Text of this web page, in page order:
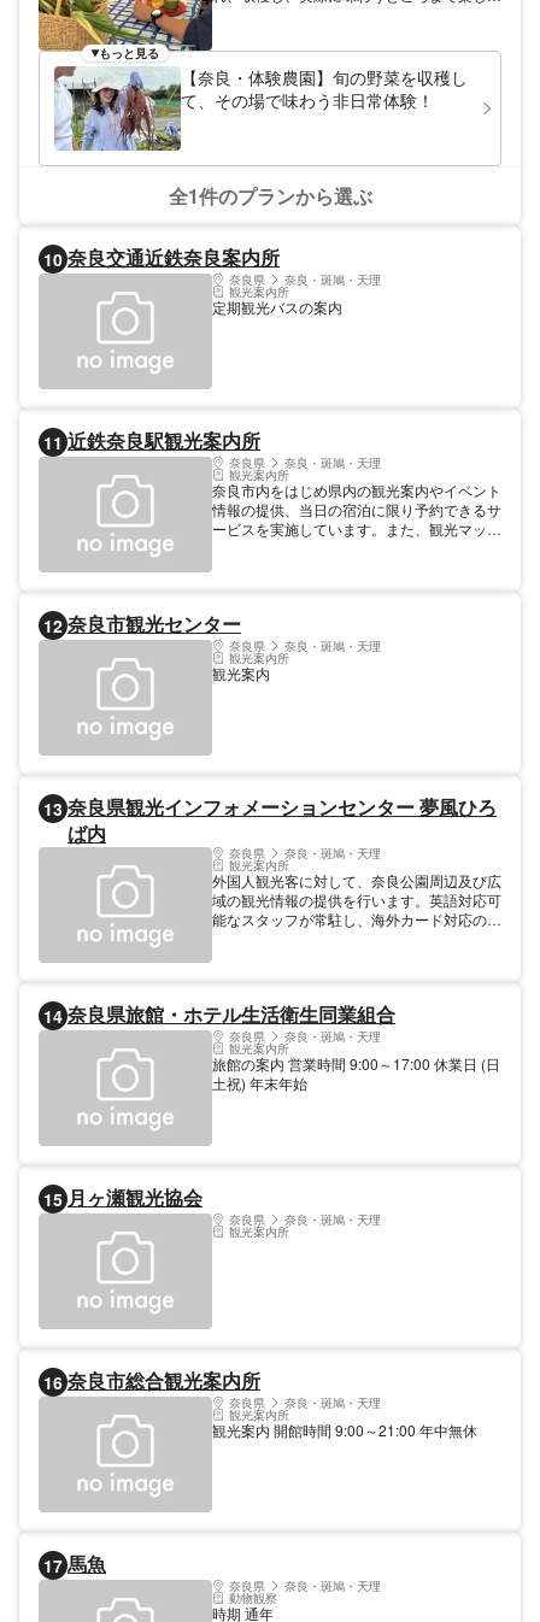
い食べ方まで学べるのが特徴。体験後には、
畑や地域の食材を使った食事・賄い付きで、
採れたて野菜ならではの美味しさを楽しめま
す。 農業未経験の方やお子さま連れでも安
「自然の中でリフレッシュしたい」「食育体
験をしたい」「家庭菜園を始めてみたい」と
いう方にもおすすめです。 季節ごとに育て
新しい発見があるのも魅力。 畑で過ごす時
間を通して、日々の食卓が少し豊かになる。
そんな“暮らしにつながる農体験”をお楽しみ
ください。
もっと見る
【奈良・体験農園】旬の野菜を収穫し
て、その場で味わう非日常体験！
全1件のプランから選ぶ
10 奈良交通近鉄奈良案内所
奈良県 奈良・斑鳩・天理
観光案内所
定期観光バスの案内
11 近鉄奈良駅観光案内所
奈良県 奈良・斑鳩・天理
観光案内所
奈良市内をはじめ県内の観光案内やイベント
情報の提供、当日の宿泊に限り予約できるサ
ービスを実施しています。また、観光マップ
12 奈良市観光センター
奈良県 奈良・斑鳩・天理
観光案内所
観光案内
13 奈良県観光インフォメーションセンター 夢風ひろ
ば内
奈良県 奈良・斑鳩・天理
観光案内所
外国人観光客に対して、奈良公園周辺及び広
域の観光情報の提供を行います。英語対応可
能なスタッフが常駐し、海外カード対応のＡ
14 奈良県旅館・ホテル生活衛生同業組合
奈良県 奈良・斑鳩・天理
観光案内所
旅館の案内 営業時間 9:00～17:00 休業日 (日
土祝) 年末年始
15 月ヶ瀬観光協会
奈良県 奈良・斑鳩・天理
観光案内所
16 奈良市総合観光案内所
奈良県 奈良・斑鳩・天理
観光案内所
観光案内 開館時間 9:00～21:00 年中無休
17 馬魚
奈良県 奈良・斑鳩・天理
動物観察
時期 通年